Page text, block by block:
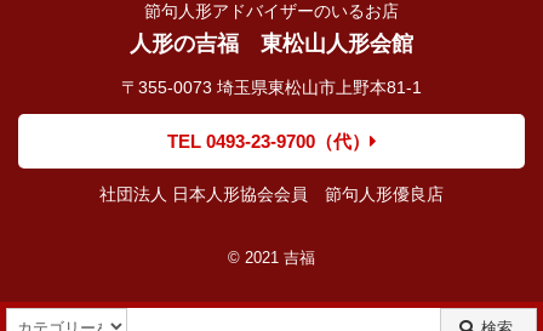
検索
節句人形アドバイザーのいるお店
人形の吉福 東松山人形会館
〒355-0073 埼玉県東松山市上野本81-1
TEL 0493-23-9700（代）
社団法人 日本人形協会会員 節句人形優良店
© 2021 吉福